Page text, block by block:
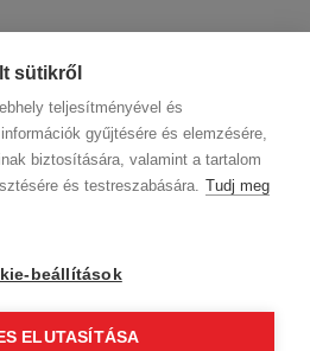
sütikről
teljesítményével és
gyűjtésére és elemzésére,
biztosítására, valamint a tartalom
és testreszabására. Tudj meg
beállítások
ELUTASÍTÁSA
Folge uns!